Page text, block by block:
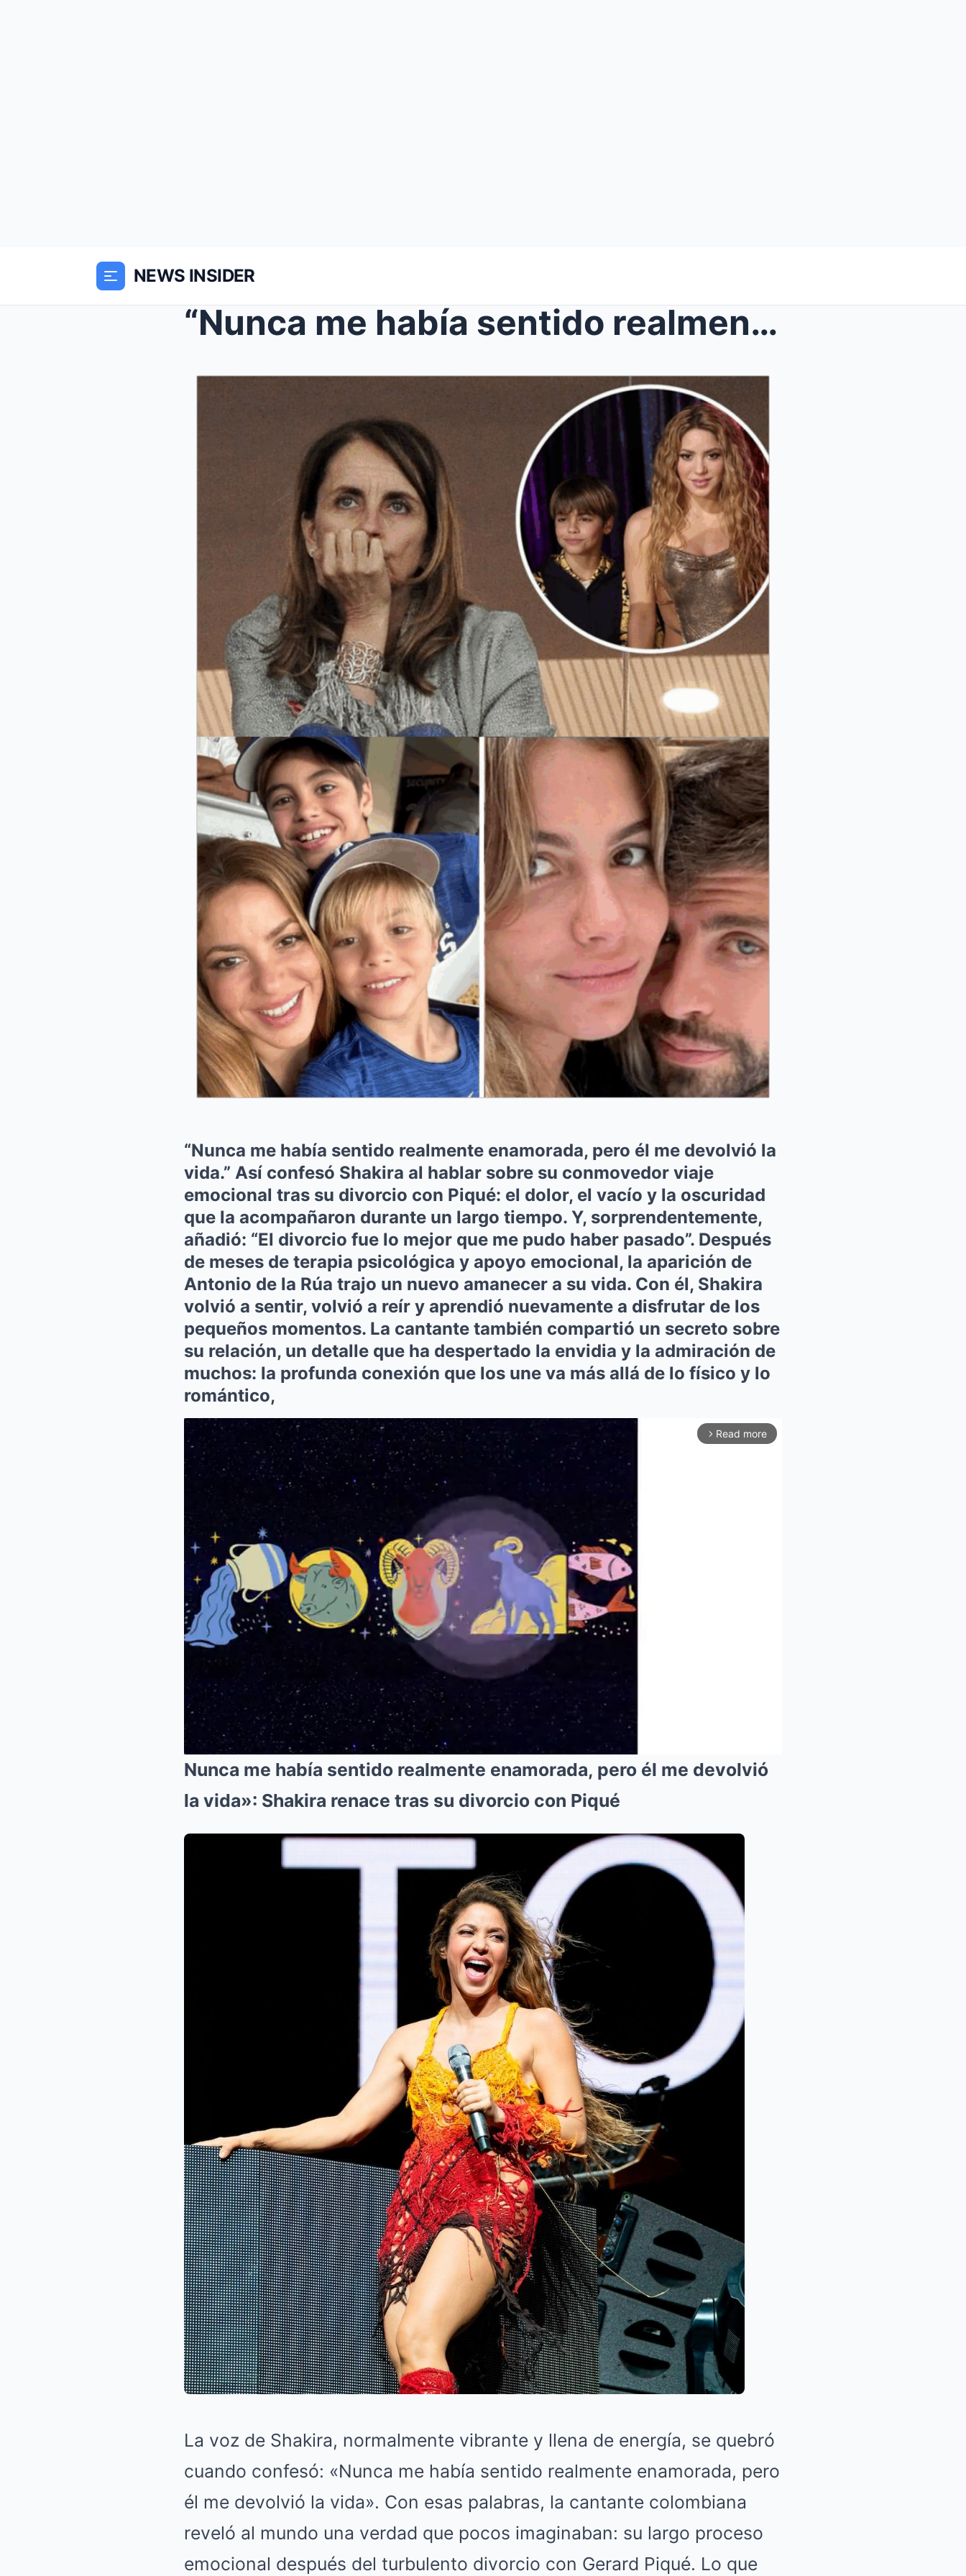
NEWS INSIDER
“Nunca me había sentido realmente enamorada, pero ...
“Nunca me había sentido realmente enamorada, pero él me devolvió la
vida.” Así confesó Shakira al hablar sobre su conmovedor viaje
emocional tras su divorcio con Piqué: el dolor, el vacío y la oscuridad
que la acompañaron durante un largo tiempo. Y, sorprendentemente,
añadió: “El divorcio fue lo mejor que me pudo haber pasado”. Después
de meses de terapia psicológica y apoyo emocional, la aparición de
Antonio de la Rúa trajo un nuevo amanecer a su vida. Con él, Shakira
volvió a sentir, volvió a reír y aprendió nuevamente a disfrutar de los
pequeños momentos. La cantante también compartió un secreto sobre
su relación, un detalle que ha despertado la envidia y la admiración de
muchos: la profunda conexión que los une va más allá de lo físico y lo
romántico,
arrow_forward_ios Read more
Nunca me había sentido realmente enamorada, pero él me devolvió
la vida»: Shakira renace tras su divorcio con Piqué
La voz de Shakira, normalmente vibrante y llena de energía, se quebró
cuando confesó: «Nunca me había sentido realmente enamorada, pero
él me devolvió la vida». Con esas palabras, la cantante colombiana
reveló al mundo una verdad que pocos imaginaban: su largo proceso
emocional después del turbulento divorcio con Gerard Piqué. Lo que